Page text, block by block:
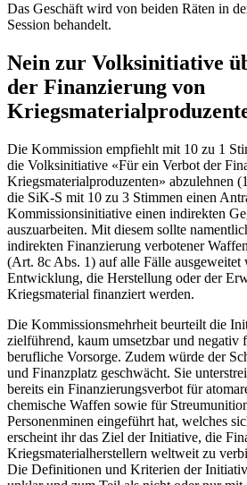
Das Geschäft wird von beiden Räten in
Session behandelt.
Nein zur Volksinitiative
der Finanzierung von
Die Kommission empfiehlt mit 10 zu 1
die Volksinitiative «Für ein Verbot der
Kriegsmaterialproduzenten» abzulehnen
die SiK-S mit 10 zu 3 Stimmen einen
Kommissionsinitiative einen indirekten
auszuarbeiten. Mit diesem sollte
indirekten Finanzierung verbotener
(Art. 8c Abs. 1) auf alle Fälle ausgeweitet
Entwicklung, die Herstellung oder der
Kriegsmaterial finanziert werden.
Die Kommissionsmehrheit beurteilt die
zielführend, kaum umsetzbar und negativ
berufliche Vorsorge. Zudem würde der
und Finanzplatz geschwächt. Sie
bereits ein Finanzierungsverbot für
chemische Waffen sowie für
Personenminen eingeführt hat, welches
erscheint ihr das Ziel der Initiative, die
Kriegsmaterialherstellern weltweit zu
Die Definitionen und Kriterien der